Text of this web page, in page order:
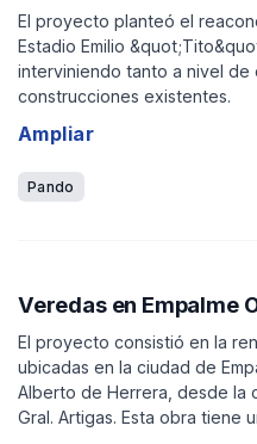
El proyecto planteó el
Estadio Emilio
interviniendo tanto a nivel de
construcciones existentes.
Ampliar
Pando
Veredas en Empalme
El proyecto consistió en la
ubicadas en la ciudad de
Alberto de Herrera, desde la
Gral. Artigas. Esta obra tiene